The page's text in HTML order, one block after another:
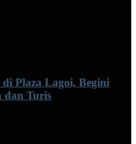
Plaza Lagoi, Begini
dan Turis